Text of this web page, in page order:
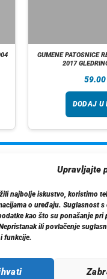
Upravljajte
najbolje iskustvo, koristimo
o uređaju. Suglasnost
kao što su ponašanje
ili povlačenje
funkcije.
GUMENE PATOSNICE
2017
59.00
DODAJ U
Dostava
privatnosti
Kontakt